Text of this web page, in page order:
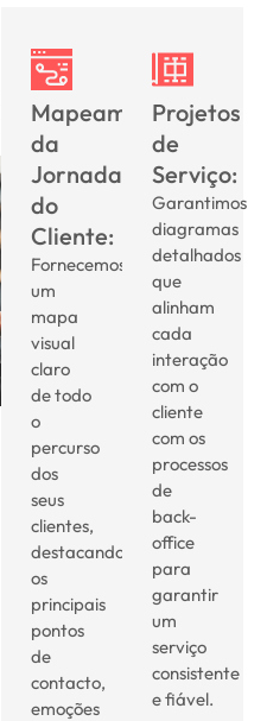
Mapeamento
da
Jornada
do
Cliente:
Fornecemos
um
mapa
visual
claro
de todo
o
percurso
dos
seus
clientes,
destacando
os
principais
pontos
de
contacto,
emoções
Projetos
de
Serviço:
Garantimos
diagramas
detalhados
que
alinham
cada
interação
com o
cliente
com os
processos
de
back-
office
para
garantir
um
serviço
consistente
e fiável.